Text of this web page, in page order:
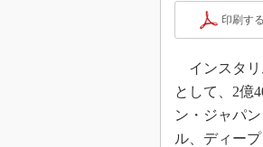
印刷する
インスタリ
として、2億
ン・ジャパ
ル、ディー